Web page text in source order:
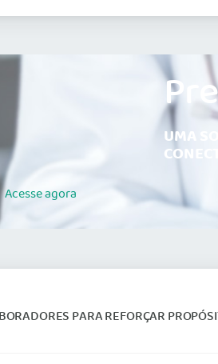
Acesseagora
UMA
PARA REFORÇAR PROPÓSITOS DE NOVA